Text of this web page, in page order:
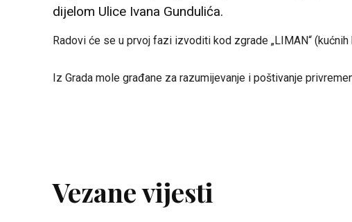
dijelom Ulice Ivana Gundulića.
Radovi će se u prvoj fazi izvoditi kod zgrade „LIMAN“
Iz Grada mole građane za razumijevanje i poštivanje
Vezane vijesti